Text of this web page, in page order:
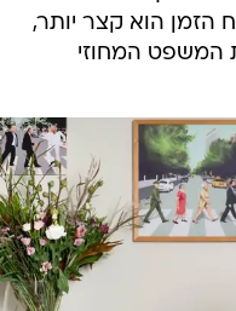
הזמן הוא קצר יותר,
המשפט המחוזי